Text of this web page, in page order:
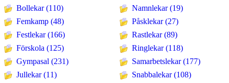
Bollekar (110)
Femkamp (48)
Festlekar (166)
Förskola (125)
Gympasal (231)
Jullekar (11)
Namnlekar (19)
Påsklekar (27)
Rastlekar (89)
Ringlekar (118)
Samarbetslekar (177)
Snabbalekar (108)